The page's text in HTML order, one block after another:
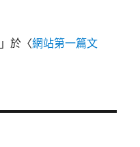
」於〈網站第一篇文